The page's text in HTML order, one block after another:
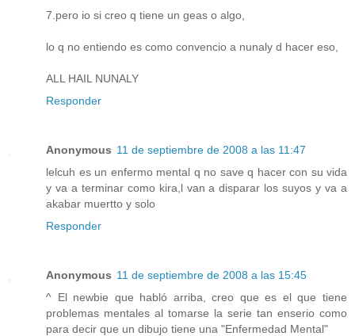
7.pero io si creo q tiene un geas o algo,
lo q no entiendo es como convencio a nunaly d hacer eso,
ALL HAIL NUNALY
Responder
Anonymous 11 de septiembre de 2008 a las 11:47
lelcuh es un enfermo mental q no save q hacer con su vida
y va a terminar como kira,l van a disparar los suyos y va a
akabar muertto y solo
Responder
Anonymous 11 de septiembre de 2008 a las 15:45
^ El newbie que habló arriba, creo que es el que tiene
problemas mentales al tomarse la serie tan enserio como
para decir que un dibujo tiene una "Enfermedad Mental"